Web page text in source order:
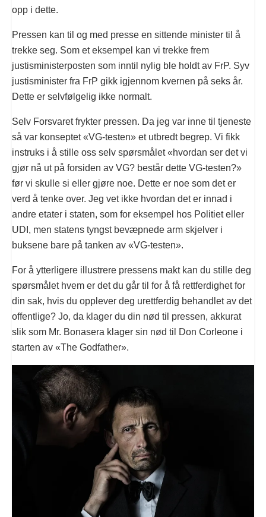
opp i dette.
Pressen kan til og med presse en sittende minister til å
trekke seg. Som et eksempel kan vi trekke frem
justisministerposten som inntil nylig ble holdt av FrP. Syv
justisminister fra FrP gikk igjennom kvernen på seks år.
Dette er selvfølgelig ikke normalt.
Selv Forsvaret frykter pressen. Da jeg var inne til tjeneste
så var konseptet «VG-testen» et utbredt begrep. Vi fikk
instruks i å stille oss selv spørsmålet «hvordan ser det vi
gjør nå ut på forsiden av VG? består dette VG-testen?»
før vi skulle si eller gjøre noe. Dette er noe som det er
verd å tenke over. Jeg vet ikke hvordan det er innad i
andre etater i staten, som for eksempel hos Politiet eller
UDI, men statens tyngst bevæpnede arm skjelver i
buksene bare på tanken av «VG-testen».
For å ytterligere illustrere pressens makt kan du stille deg
spørsmålet hvem er det du går til for å få rettferdighet for
din sak, hvis du opplever deg urettferdig behandlet av det
offentlige? Jo, da klager du din nød til pressen, akkurat
slik som Mr. Bonasera klager sin nød til Don Corleone i
starten av «The Godfather».